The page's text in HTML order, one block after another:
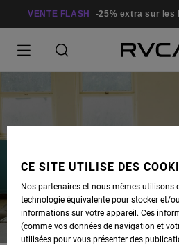
VENTE FLASH -25% extra sur les
BLOG
CE SITE UTILISE DES
Nos partenaires et nous-mêmes utilisons
technologie équivalente pour stocker et/
informations sur votre appareil. Ces
(comme vos données de navigation et
utilisées pour vous présenter des